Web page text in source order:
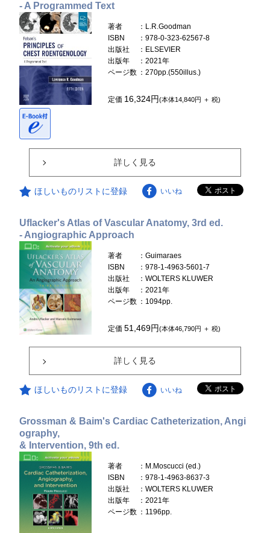
- A Programmed Text
著者
：L.R.Goodman
ISBN
：978-0-323-62567-8
出版社
：ELSEVIER
出版年
：2021年
ページ数 ：270pp.(550illus.)
定価 16,324円(本体14,840円 ＋ 税)
詳しく見る
ほしいものリストに登録 いいね
Uflacker's Atlas of Vascular Anatomy, 3rd ed.
- Angiographic Approach
著者
：Guimaraes
ISBN
：978-1-4963-5601-7
出版社
：WOLTERS KLUWER
出版年
：2021年
ページ数 ：1094pp.
定価51,469円(本体46,790円 ＋ 税)
詳しく見る
ほしいものリストに登録 いいね
Grossman & Baim's Cardiac Catheterization, Angi
ography,
& Intervention, 9th ed.
著者
：M.Moscucci (ed.)
ISBN
：978-1-4963-8637-3
出版社
：WOLTERS KLUWER
出版年
：2021年
ページ数 ：1196pp.